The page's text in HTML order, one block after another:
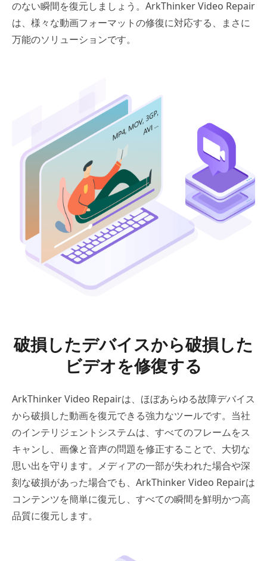
のない瞬間を復元しましょう。ArkThinker Video Repair
は、様々な動画フォーマットの修復に対応する、まさに
万能のソリューションです。
破損したデバイスから破損した
ビデオを修復する
ArkThinker Video Repairは、ほぼあらゆる故障デバイス
から破損した動画を復元できる強力なツールです。当社
のインテリジェントシステムは、すべてのフレームをス
キャンし、画像と音声の問題を修正することで、大切な
思い出を守ります。メディアの一部が失われた場合や深
刻な破損があった場合でも、ArkThinker Video Repairは
コンテンツを簡単に復元し、すべての瞬間を鮮明かつ高
品質に復元します。